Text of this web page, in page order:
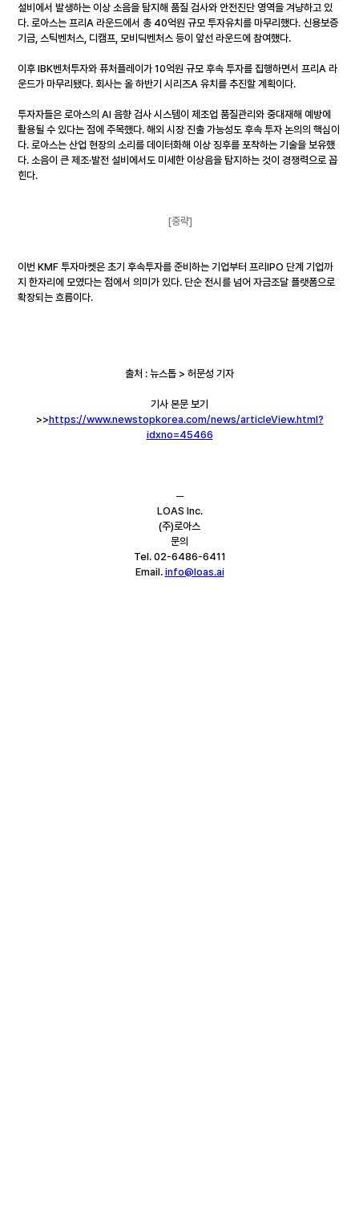
설비에서 발생하는 이상 소음을 탐지해 품질 검사와 안전진단 영역을 겨냥하고 있
다. 로아스는 프리A 라운드에서 총 40억원 규모 투자유치를 마무리했다. 신용보증
기금, 스틱벤처스, 디캠프, 모비딕벤처스 등이 앞선 라운드에 참여했다.
이후 IBK벤처투자와 퓨처플레이가 10억원 규모 후속 투자를 집행하면서 프리A 라
운드가 마무리됐다. 회사는 올 하반기 시리즈A 유치를 추진할 계획이다.
투자자들은 로아스의 AI 음향 검사 시스템이 제조업 품질관리와 중대재해 예방에
활용될 수 있다는 점에 주목했다. 해외 시장 진출 가능성도 후속 투자 논의의 핵심이
다. 로아스는 산업 현장의 소리를 데이터화해 이상 징후를 포착하는 기술을 보유했
다. 소음이 큰 제조·발전 설비에서도 미세한 이상음을 탐지하는 것이 경쟁력으로 꼽
힌다.
[중략]
이번 KMF 투자마켓은 초기 후속투자를 준비하는 기업부터 프리IPO 단계 기업까
지 한자리에 모였다는 점에서 의미가 있다. 단순 전시를 넘어 자금조달 플랫폼으로
확장되는 흐름이다.
출처 : 뉴스톱 > 허문성 기자
기사 본문 보기
>>https://www.newstopkorea.com/news/articleView.html?
idxno=45466
─
LOAS Inc.
(주)로아스
문의
Tel. 02-6486-6411
Email. info@loas.ai